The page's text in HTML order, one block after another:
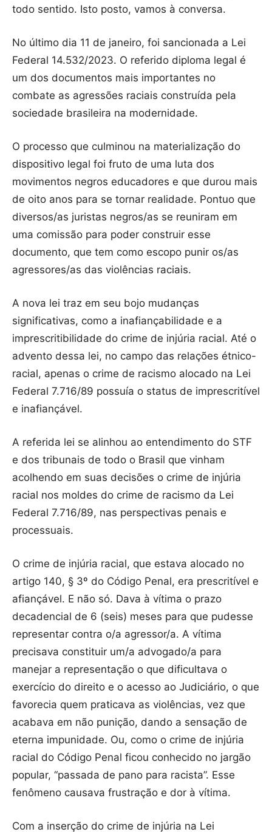
todo sentido. Isto posto, vamos à conversa.
No último dia 11 de janeiro, foi sancionada a Lei
Federal 14.532/2023. O referido diploma legal é
um dos documentos mais importantes no
combate as agressões raciais construída pela
sociedade brasileira na modernidade.
O processo que culminou na materialização do
dispositivo legal foi fruto de uma luta dos
movimentos negros educadores e que durou mais
de oito anos para se tornar realidade. Pontuo que
diversos/as juristas negros/as se reuniram em
uma comissão para poder construir esse
documento, que tem como escopo punir os/as
agressores/as das violências raciais.
A nova lei traz em seu bojo mudanças
significativas, como a inafiançabilidade e a
imprescritibilidade do crime de injúria racial. Até o
advento dessa lei, no campo das relações étnico-
racial, apenas o crime de racismo alocado na Lei
Federal 7.716/89 possuía o status de imprescritível
e inafiançável.
A referida lei se alinhou ao entendimento do STF
e dos tribunais de todo o Brasil que vinham
acolhendo em suas decisões o crime de injúria
racial nos moldes do crime de racismo da Lei
Federal 7.716/89, nas perspectivas penais e
processuais.
O crime de injúria racial, que estava alocado no
artigo 140, § 3º do Código Penal, era prescritível e
afiançável. E não só. Dava à vítima o prazo
decadencial de 6 (seis) meses para que pudesse
representar contra o/a agressor/a. A vítima
precisava constituir um/a advogado/a para
manejar a representação o que dificultava o
exercício do direito e o acesso ao Judiciário, o que
favorecia quem praticava as violências, vez que
acabava em não punição, dando a sensação de
eterna impunidade. Ou, como o crime de injúria
racial do Código Penal ficou conhecido no jargão
popular, “passada de pano para racista”. Esse
fenômeno causava frustração e dor à vítima.
Com a inserção do crime de injúria na Lei